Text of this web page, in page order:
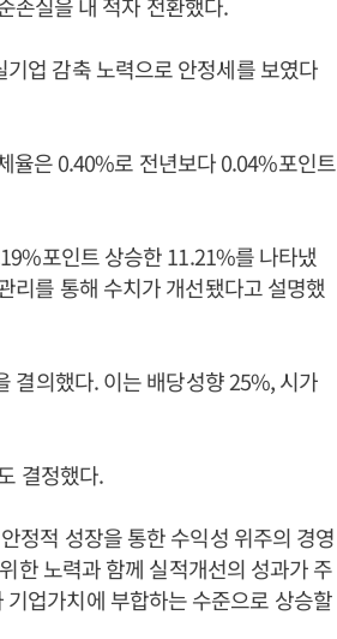
업 감축 노력으로 안정세를 보였다
율은 0.40%로 전년보다 0.04%포인트
포인트 상승한 11.21%를 나타냈
리를 통해 수치가 개선됐다고 설명했
결의했다. 이는 배당성향 25%, 시가
결정했다.
정적 성장을 통한 수익성 위주의 경영
한 노력과 함께 실적개선의 성과가 주
업가치에 부합하는 수준으로 상승할